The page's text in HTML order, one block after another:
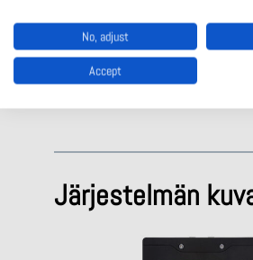
erillisinä ohjauspaneeleina.
voidaan liittää erillisiä
sähkömekaanisia- ja RFID-
sekä HS-painikkeita.
Järjestelmän
No, adjust
Accept